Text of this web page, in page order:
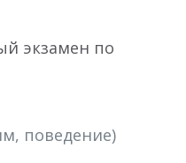
экзамен по
поведение)